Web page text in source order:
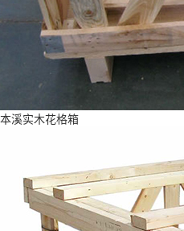
本溪实木花格箱